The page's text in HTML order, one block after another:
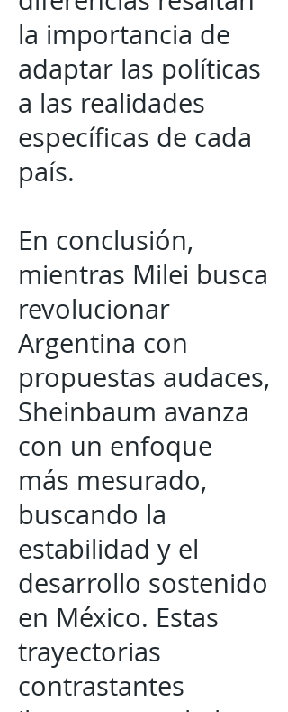
la importancia de
adaptar las políticas
a las realidades
específicas de cada
país.
En conclusión,
mientras Milei busca
revolucionar
Argentina con
propuestas audaces,
Sheinbaum avanza
con un enfoque
más mesurado,
buscando la
estabilidad y el
desarrollo sostenido
en México. Estas
trayectorias
contrastantes